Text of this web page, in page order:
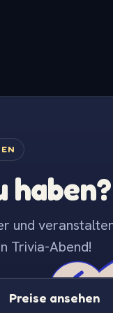
haben?
und
Trivia-Abend!
Preise ansehen